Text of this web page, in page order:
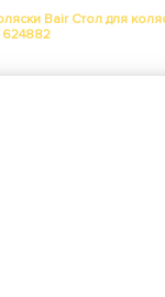
Bair Стол для
624882